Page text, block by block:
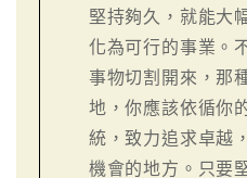
堅持夠久，就能大
化為可行的事業。
事物切割開來，那
地，你應該依循你
統，致力追求卓越
機會的地方。只要